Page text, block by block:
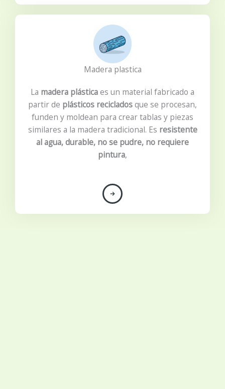
Madera plastica
La madera plásticaes un material fabricado a
partir de plásticos recicladosque se procesan,
funden y moldean para crear tablas y piezas
similares a la madera tradicional. Es resistente
al agua, durable, no se pudre, no requiere
pintura,